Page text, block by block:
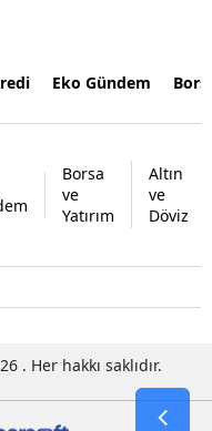
Eko Gündem
Borsa
ve
Yatırım
Altın
ve
Döviz
. Her hakkı saklıdır.